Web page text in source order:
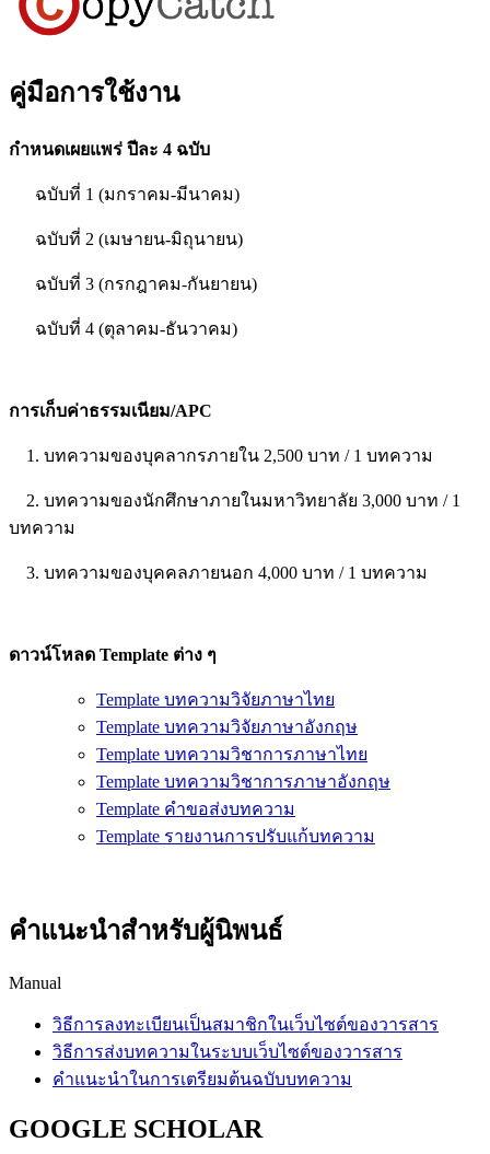
คู่มือการใช้งาน
กำหนดเผยแพร่ ปีละ 4 ฉบับ
ฉบับที่ 1 (มกราคม-มีนาคม)
ฉบับที่ 2 (เมษายน-มิถุนายน)
ฉบับที่ 3 (กรกฎาคม-กันยายน)
ฉบับที่ 4 (ตุลาคม-ธันวาคม)
การเก็บค่าธรรมเนียม/APC
1. บทความของบุคลากรภายใน 2,500 บาท / 1 บทความ
2. บทความของนักศึกษาภายในมหาวิทยาลัย 3,000 บาท / 1
บทความ
3. บทความของบุคคลภายนอก 4,000 บาท / 1 บทความ
ดาวน์โหลด Template ต่าง ๆ
Template บทความวิจัยภาษาไทย
Template บทความวิจัยภาษาอังกฤษ
Template บทความวิชาการภาษาไทย
Template บทความวิชาการภาษาอังกฤษ
Template คำขอส่งบทความ
Template รายงานการปรับแก้บทความ
คำแนะนำสำหรับผู้นิพนธ์
Manual
วิธีการลงทะเบียนเป็นสมาชิกในเว็บไซต์ของวารสาร
วิธีการส่งบทความในระบบเว็บไซต์ของวารสาร
คำแนะนำในการเตรียมต้นฉบับบทความ
GOOGLE SCHOLAR